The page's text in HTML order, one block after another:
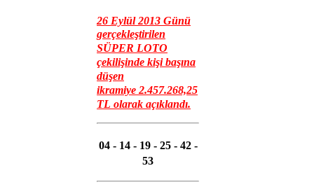
26 Eylül 2013 Günü
gerçekleştirilen
SÜPER LOTO
çekilişinde kişi başına
düşen
ikramiye 2.457.268,25
TL olarak açıklandı.
04 - 14 - 19 - 25 - 42 -
53